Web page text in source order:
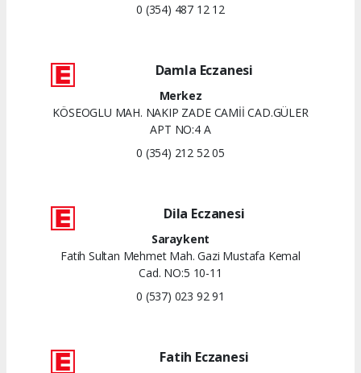
0 (354) 487 12 12
Damla Eczanesi
Merkez
KÖSEOGLU MAH. NAKIP ZADE CAMİİ CAD.GÜLER
APT NO:4 A
0 (354) 212 52 05
Dila Eczanesi
Saraykent
Fatih Sultan Mehmet Mah. Gazi Mustafa Kemal
Cad. NO:5 10-11
0 (537) 023 92 91
Fatih Eczanesi